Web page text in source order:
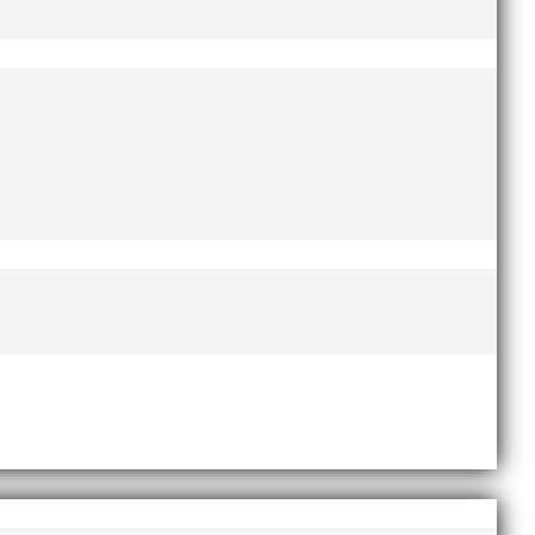
självaste nyårsafton. Formen är enkel,
i en av Sveriges största
och affärsinriktad...